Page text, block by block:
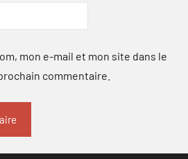
mon e-mail et mon site dans le
commentaire.